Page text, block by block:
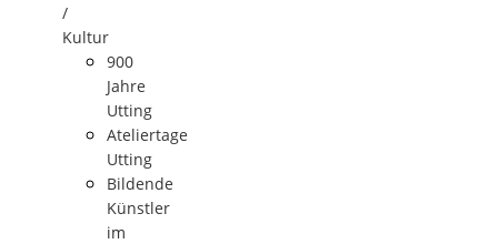
/
Kultur
900
Jahre
Utting
Ateliertage
Utting
Bildende
Künstler
im